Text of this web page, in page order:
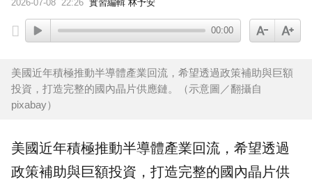
2026-07-08 22:26 實習編輯 林予安
00:00
美國近年積極推動半導體產業回流，希望透過政策補助與巨額
投資，打造完整的國內晶片供應鏈。（示意圖／翻攝自
pixabay）
美國近年積極推動半導體產業回流，希望透過
政策補助與巨額投資，打造完整的國內晶片供